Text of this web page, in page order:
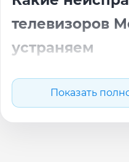
телевизоров
устраняем
Если Motorola
картинку, издавать
или реагировать на
Показать